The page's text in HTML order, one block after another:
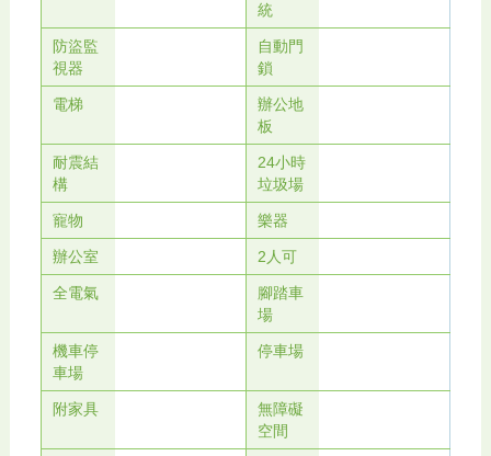
統
防盜監
視器
自動門
鎖
電梯
辦公地
板
耐震結
構
24小時
垃圾場
寵物 樂器
辦公室 2人可
全電氣
腳踏車
場
機車停
車場
停車場
附家具
無障礙
空間